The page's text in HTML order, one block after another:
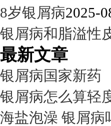
8岁银屑病2025-
银屑病和脂溢性
最新文章
银屑病国家新药
银屑病怎么算轻
海盐泡澡 银屑病